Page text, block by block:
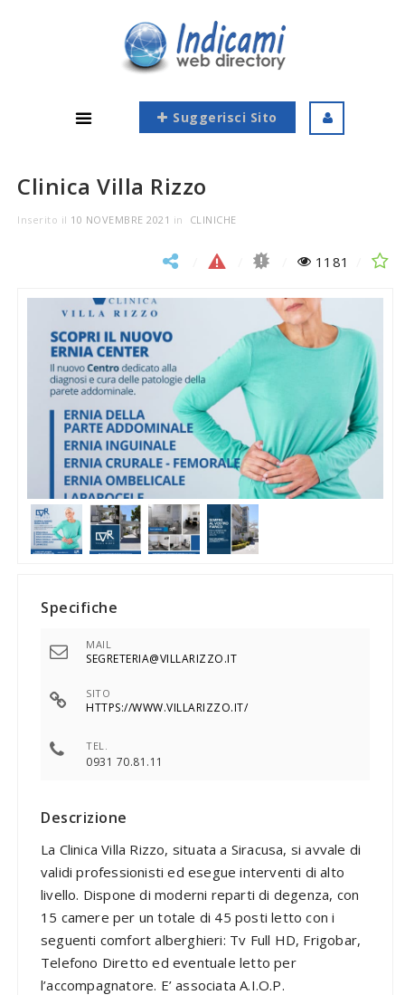
Suggerisci Sito
Clinica Villa Rizzo
Inserito il 10 NOVEMBRE 2021 in CLINICHE
1181
Specifiche
MAIL
SEGRETERIA@VILLARIZZO.IT
SITO
HTTPS://WWW.VILLARIZZO.IT/
TEL.
0931 70.81.11
Descrizione
La Clinica Villa Rizzo, situata a Siracusa, si avvale di
validi professionisti ed esegue interventi di alto
livello. Dispone di moderni reparti di degenza, con
15 camere per un totale di 45 posti letto con i
seguenti comfort alberghieri: Tv Full HD, Frigobar,
Telefono Diretto ed eventuale letto per
l’accompagnatore. E’ associata A.I.O.P.